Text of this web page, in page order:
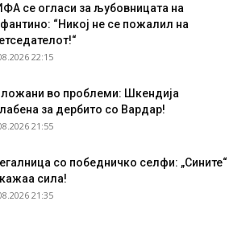
се огласи за љубовницата на
“Никој не се пожалил на
22:15
во проблеми: Шкендија
за дербито со Вардар!
21:55
со победничко селфи: „Сините“
сила!
21:35